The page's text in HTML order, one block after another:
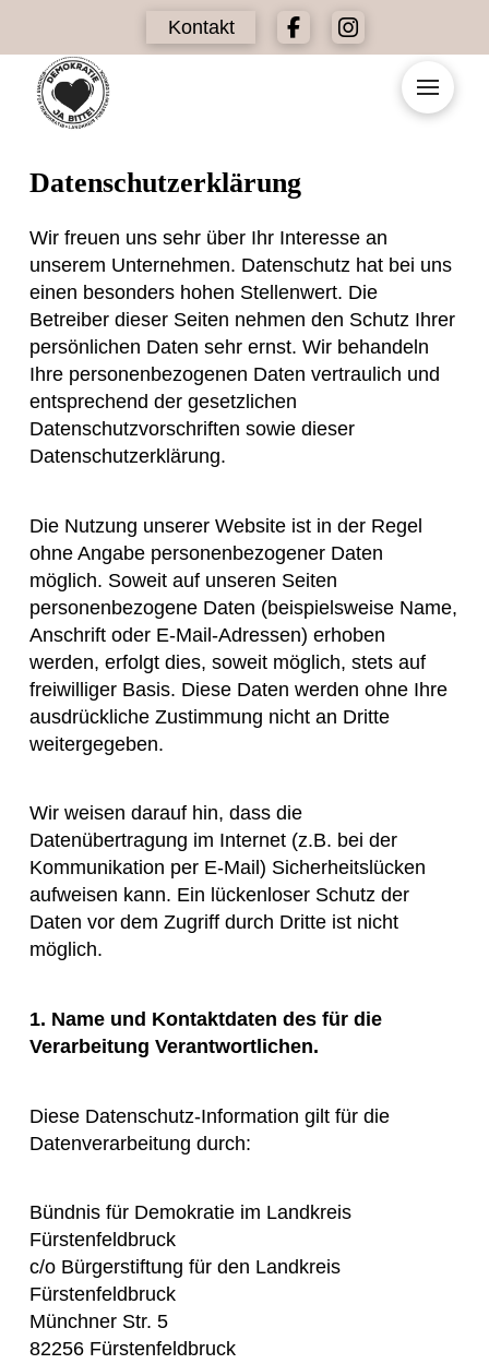
Kontakt
Datenschutzerklärung
Wir freuen uns sehr über Ihr Interesse an
unserem Unternehmen. Datenschutz hat bei uns
einen besonders hohen Stellenwert. Die
Betreiber dieser Seiten nehmen den Schutz Ihrer
persönlichen Daten sehr ernst. Wir behandeln
Ihre personenbezogenen Daten vertraulich und
entsprechend der gesetzlichen
Datenschutzvorschriften sowie dieser
Datenschutzerklärung.
Die Nutzung unserer Website ist in der Regel
ohne Angabe personenbezogener Daten
möglich. Soweit auf unseren Seiten
personenbezogene Daten (beispielsweise Name,
Anschrift oder E-Mail-Adressen) erhoben
werden, erfolgt dies, soweit möglich, stets auf
freiwilliger Basis. Diese Daten werden ohne Ihre
ausdrückliche Zustimmung nicht an Dritte
weitergegeben.
Wir weisen darauf hin, dass die
Datenübertragung im Internet (z.B. bei der
Kommunikation per E-Mail) Sicherheitslücken
aufweisen kann. Ein lückenloser Schutz der
Daten vor dem Zugriff durch Dritte ist nicht
möglich.
1. Name und Kontaktdaten des für die
Verarbeitung Verantwortlichen.
Diese Datenschutz-Information gilt für die
Datenverarbeitung durch:
Bündnis für Demokratie im Landkreis
Fürstenfeldbruck
c/o Bürgerstiftung für den Landkreis
Fürstenfeldbruck
Münchner Str. 5
82256 Fürstenfeldbruck